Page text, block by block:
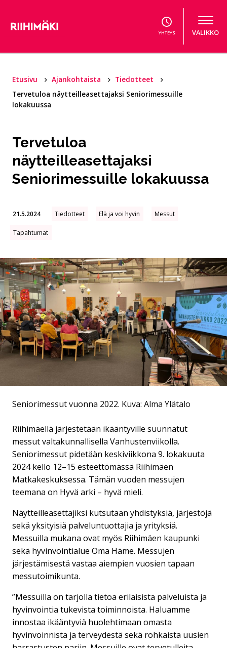
YHTEYS VALIKKO
Etusivu Ajankohtaista
Tiedotteet
Tervetuloa näytteilleasettajaksi Seniorimessuille
lokakuussa
Tervetuloa
näytteilleasettajaksi
Seniorimessuille lokakuussa
21.5.2024 Tiedotteet Elä ja voi hyvin Messut
Tapahtumat
Seniorimessut vuonna 2022. Kuva: Alma Ylätalo
Riihimäellä järjestetään ikääntyville suunnatut
messut valtakunnallisella Vanhustenviikolla.
Seniorimessut pidetään keskiviikkona 9. lokakuuta
2024 kello 12–15 esteettömässä Riihimäen
Matkakeskuksessa. Tämän vuoden messujen
teemana on Hyvä arki – hyvä mieli.
Näytteilleasettajiksi kutsutaan yhdistyksiä, järjestöjä
sekä yksityisiä palveluntuottajia ja yrityksiä.
Messuilla mukana ovat myös Riihimäen kaupunki
sekä hyvinvointialue Oma Häme. Messujen
järjestämisestä vastaa aiempien vuosien tapaan
messutoimikunta.
”Messuilla on tarjolla tietoa erilaisista palveluista ja
hyvinvointia tukevista toiminnoista. Haluamme
innostaa ikääntyviä huolehtimaan omasta
hyvinvoinnista ja terveydestä sekä rohkaista uusien